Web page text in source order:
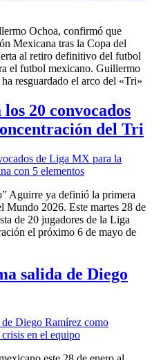
Ochoa, confirmó que
Mexicana tras la Copa del
al retiro definitivo del futbol
el futbol mexicano. Guillermo
resguardado el arco del «Tri»
20 convocados
del Tri
Aguirre ya definió la primera
Mundo 2026. Este martes 28 de
de 20 jugadores de la Liga
el próximo 6 de mayo de
salida de Diego